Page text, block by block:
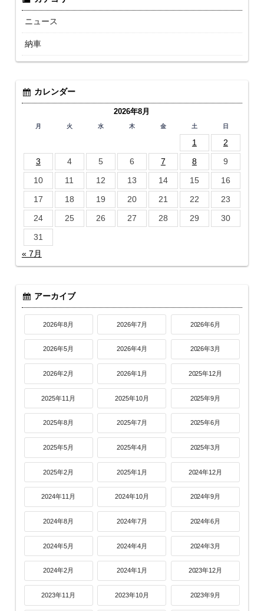
ニュース
納車
カレンダー
2026年8月
月 火 水 木 金 土 日
1
2
3
4 5 6 7 8
9
10
11 12 13 14 15
16
17
18 19 20 21 22
23
24
25 26 27 28 29
30
31
« 7月
アーカイブ
2026年8月 2026年7月 2026年6月
2026年5月 2026年4月 2026年3月
2026年2月 2026年1月 2025年12月
2025年11月 2025年10月 2025年9月
2025年8月 2025年7月 2025年6月
2025年5月 2025年4月 2025年3月
2025年2月 2025年1月 2024年12月
2024年11月 2024年10月 2024年9月
2024年8月 2024年7月 2024年6月
2024年5月 2024年4月 2024年3月
2024年2月 2024年1月 2023年12月
2023年11月 2023年10月 2023年9月